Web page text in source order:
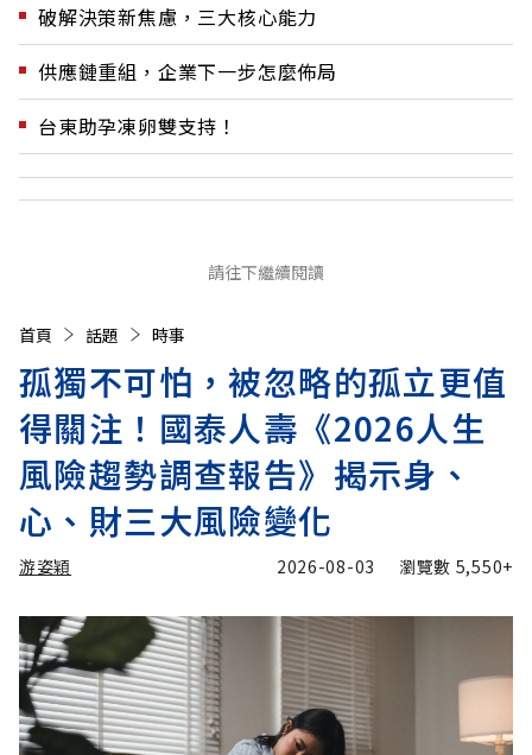
破解決策新焦慮，三大核心能力
供應鏈重組，企業下一步怎麼佈局
台東助孕凍卵雙支持！
請往下繼續閱讀
首頁 話題 時事
孤獨不可怕，被忽略的孤立更值
得關注！國泰人壽《2026人生
風險趨勢調查報告》揭示身、
心、財三大風險變化
游姿穎 2026-08-03 瀏覽數 5,550+